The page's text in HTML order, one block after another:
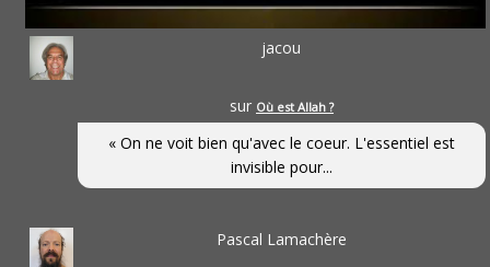
jacou
sur Où est Allah ?
« On ne voit bien qu'avec le coeur. L'essentiel est
invisible pour...
Pascal Lamachère